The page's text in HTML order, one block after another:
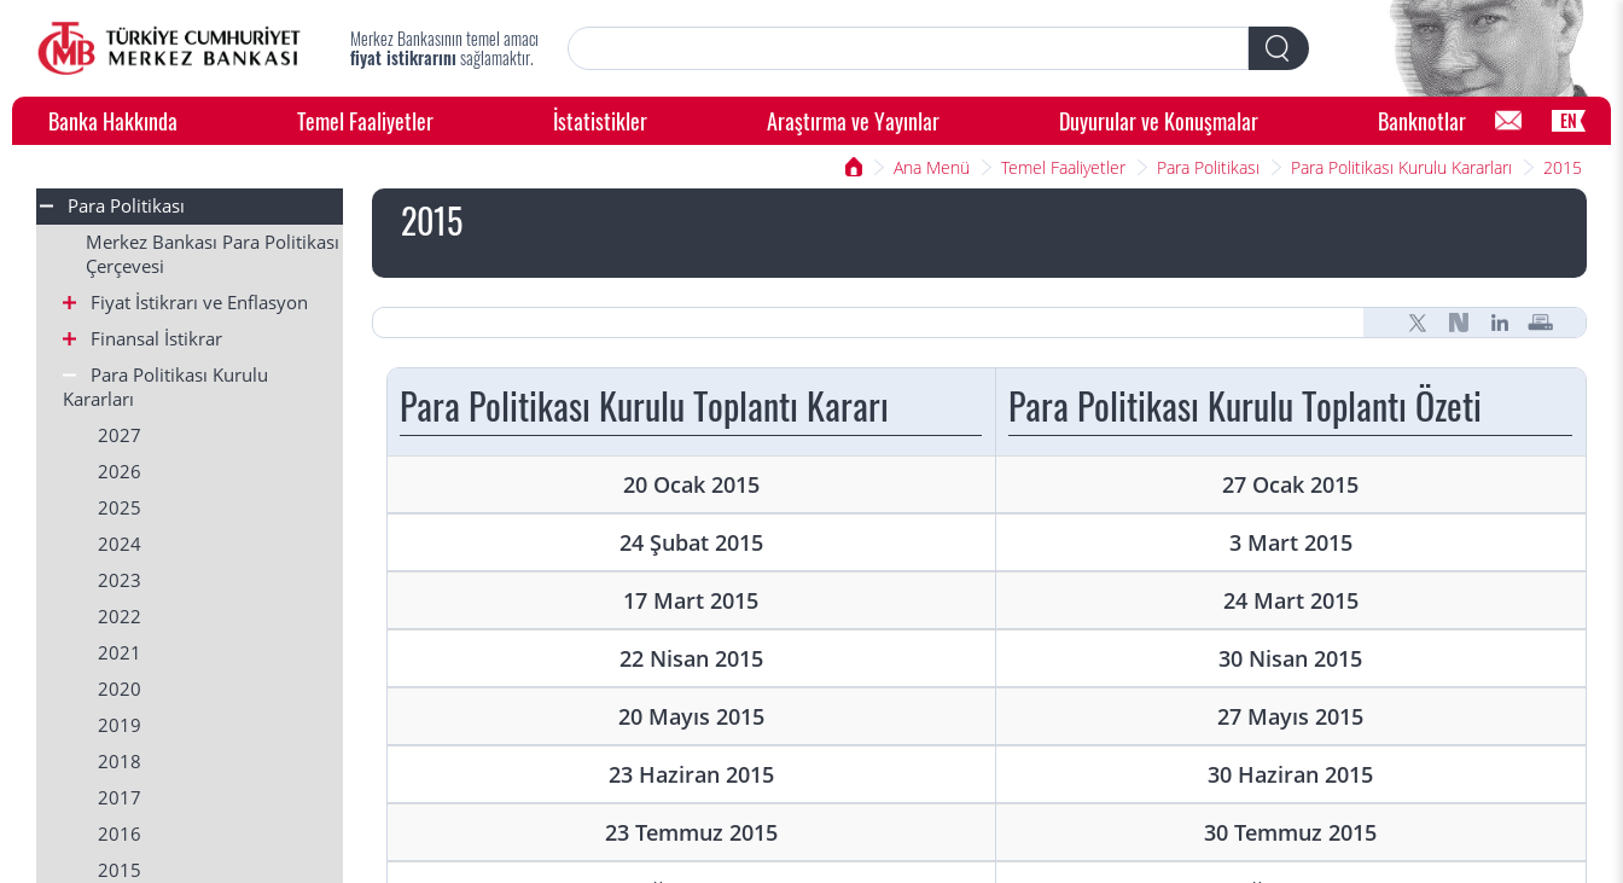
Merkez Bankasının temel amacı
fiyat istikrarınısağlamaktır.
Banka Hakkında Temel Faaliyetler İstatistikler Araştırma ve Yayınlar Duyurular ve Konuşmalar Banknotlar EN
Ana Menü Temel Faaliyetler Para Politikası Para Politikası Kurulu Kararları 2015
Para Politikası
Merkez Bankası Para Politikası
Çerçevesi
Fiyat İstikrarı ve Enflasyon
Finansal İstikrar
Para Politikası Kurulu
Kararları
2027
2026
2025
2024
2023
2022
2021
2020
2019
2018
2017
2016
2015
2015
Para Politikası Kurulu Toplantı Kararı Para Politikası Kurulu Toplantı Özeti
20 Ocak 2015
27 Ocak 2015
24 Şubat 2015
3 Mart 2015
17 Mart 2015
24 Mart 2015
22 Nisan 2015
30 Nisan 2015
20 Mayıs 2015
27 Mayıs 2015
23 Haziran 2015
30 Haziran 2015
23 Temmuz 2015
30 Temmuz 2015